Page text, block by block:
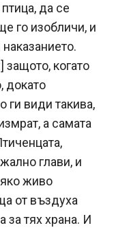
да се
го изобличи, и
защото, когато
докато
ги види такива,
а самата
глави, и
живо
от въздуха
за тях храна. И